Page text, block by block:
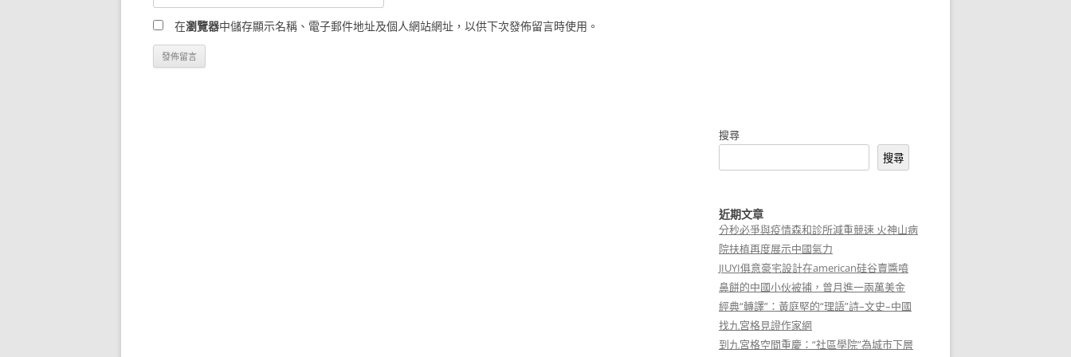
在瀏覽器中儲存顯示名稱、電子郵件地址及個人網站網址，以供下次發佈留言時使用。
搜尋
搜尋
近期文章
分秒必爭與疫情森和診所減重競速 火神山病
院扶植再度展示中國氣力
JIUYI俱意豪宅設計在american硅谷賣醬噴
鼻餅的中國小伙被捕，曾月進一兩萬美金
經典“轉譯”：黃庭堅的“理語”詩–文史–中國
找九宮格見證作家網
到九宮格空間重慶：“社區學院”為城市下層